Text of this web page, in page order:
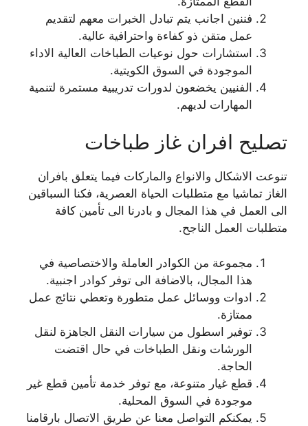
فننين اجانب يتم تبادل الخبرات معهم لتقديم
عمل متقن ذو كفاءة واحترافية عالية.
استشارات حول نوعيات الطباخات العالية الاداء
الموجودة في السوق الكويتية.
الفنيين يخضعون لدورات تدريبية مستمرة لتنمية
المهارات لديهم.
تصليح افران غاز طباخات
تنوعت الاشكال والانواع والماركات فيما يتعلق بافران
الغاز تماشيا مع متطلبات الحياة العصرية، فكنا السباقين
الى العمل في هذا المجال و بادرنا الى تأمين كافة
متطلبات العمل الناجح.
مجموعة من الكوادر العاملة والاختصاصية في
هذا المجال، بالاضافة الى توفر كوادر اجنبية.
ادوات ووسائل عمل متطورة وتعطي نتائج عمل
ممتازة.
توفير اسطول من سيارات النقل الجاهزة لنقل
الورشات ونقل الطباخات في حال اقتضت
الحاجة.
قطع غيار متنوعة، مع توفر خدمة تأمين قطع غير
موجودة في السوق المحلية.
يمكنكم التواصل معنا عن طريق الاتصال بارقامنا